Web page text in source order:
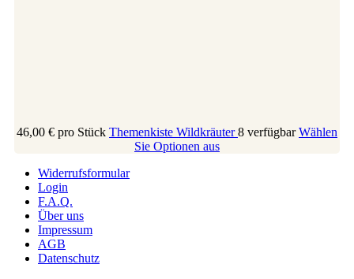
46,00 € pro Stück Themenkiste Wildkräuter8 verfügbar Wählen
Sie Optionen aus
Widerrufsformular
Login
F.A.Q.
Über uns
Impressum
AGB
Datenschutz